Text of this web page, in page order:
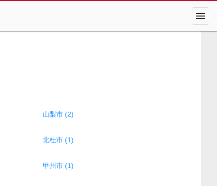
menu
山梨市 (2)
北杜市 (1)
甲州市 (1)